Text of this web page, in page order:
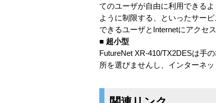
てのユーザが自由に利用できる
ように制限する、といったサー
できるユーザとInternetにアクセ
■ 超小型
FutureNet XR-410/TX2DESは手
所を選びませんし、インターネ